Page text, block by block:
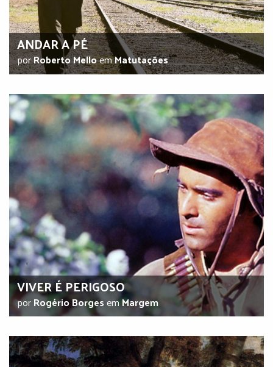
ANDAR A PÉ
porRoberto MelloemMatutações
VIVER É PERIGOSO
porRogério BorgesemMargem